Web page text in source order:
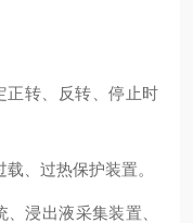
正转、反转、停止时
、过热保护装置。
浸出液采集装置、